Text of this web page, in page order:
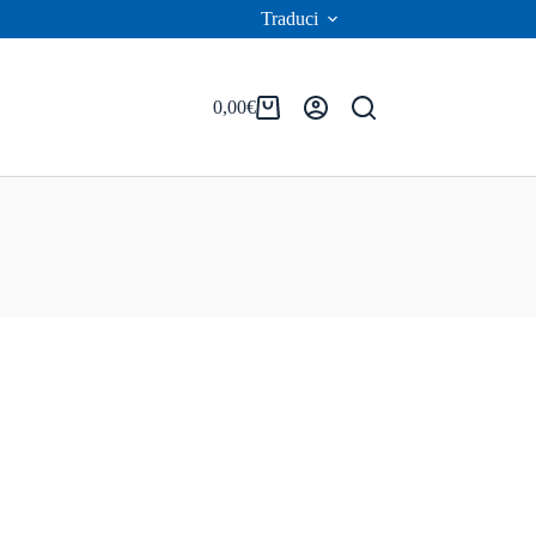
Traduci
Carrello
0,00€